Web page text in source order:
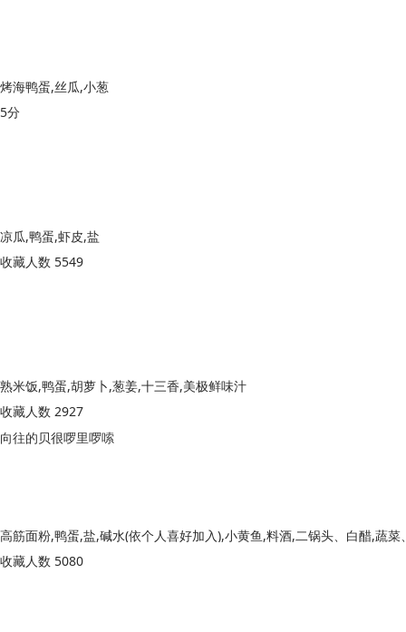
烤海鸭蛋,丝瓜,小葱
5分
凉瓜,鸭蛋,虾皮,盐
收藏人数 5549
熟米饭,鸭蛋,胡萝卜,葱姜,十三香,美极鲜味汁
收藏人数 2927
向往的贝很啰里啰嗦
收藏人数 5080